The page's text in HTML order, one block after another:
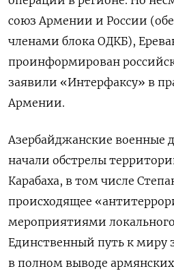
союз Армении и России
членами блока ОДКБ),
проинформирован
заявили «Интерфаксу» в
Армении.
Азербайджанские военные
начали обстрелы
Карабаха, в том числе
происходящее
мероприятиями
Единственный путь к миру
в полном выводе